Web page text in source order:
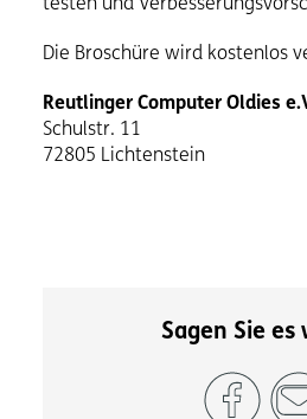
testen und
Die Broschüre wird kostenlos
Reutlinger Computer Oldies
Schulstr. 11
72805 Lichtenstein
Sagen Sie es